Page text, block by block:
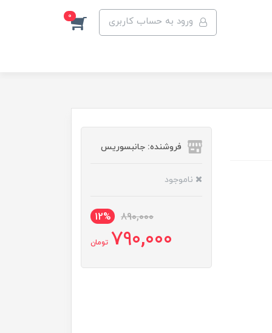
ورود به حساب کاربری 0
فروشنده: جانبسوریس
ناموجود
890,000
12%
790,000 تومان